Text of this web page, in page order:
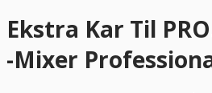
Ekstra Kar Til
-Mixer